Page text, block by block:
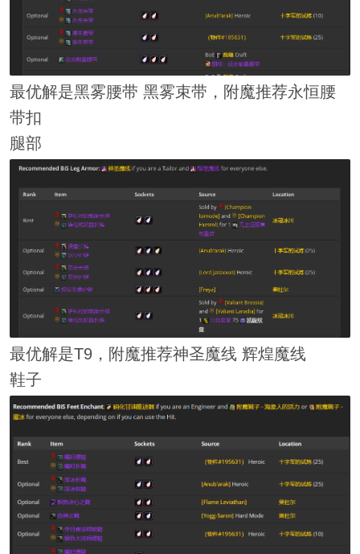
最优解是黑雾腰带 黑雾束带，附魔推荐永恒腰
带扣
腿部
最优解是T9，附魔推荐神圣魔线 辉煌魔线
鞋子